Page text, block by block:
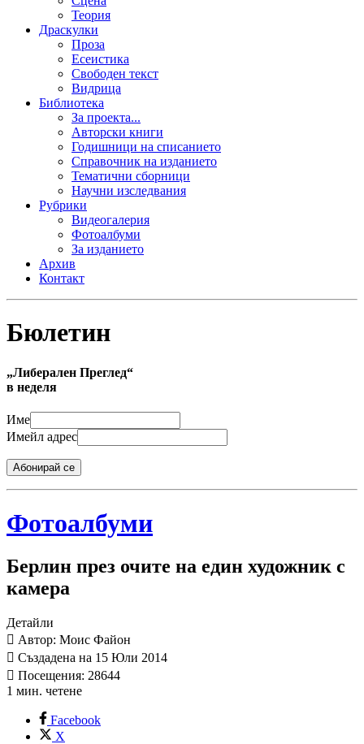
Теория
Драскулки
Проза
Есеистика
Свободен текст
Видрица
Библиотека
За проекта...
Авторски книги
Годишници на списанието
Справочник на изданието
Тематични сборници
Научни изследвания
Рубрики
Видеогалерия
Фотоалбуми
За изданието
Архив
Контакт
Бюлетин
„Либерален Преглед“
в неделя
Име
Имейл адрес
Абонирай се
Фотоалбуми
Берлин през очите на един художник с
камера
Детайли
Автор: Моис Файон
Създадена на 15 Юли 2014
Посещения: 28644
1 мин. четене
Facebook
X